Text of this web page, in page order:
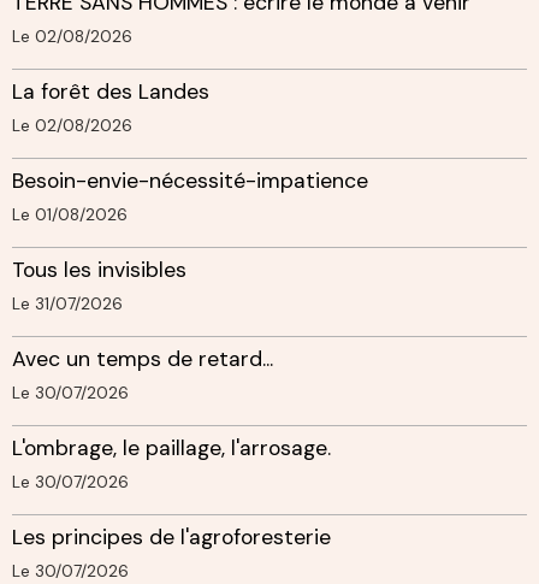
Le 02/08/2026
La forêt des Landes
Le 02/08/2026
Besoin-envie-nécessité-impatience
Le 01/08/2026
Tous les invisibles
Le 31/07/2026
Avec un temps de retard...
Le 30/07/2026
L'ombrage, le paillage, l'arrosage.
Le 30/07/2026
Les principes de l'agroforesterie
Le 30/07/2026